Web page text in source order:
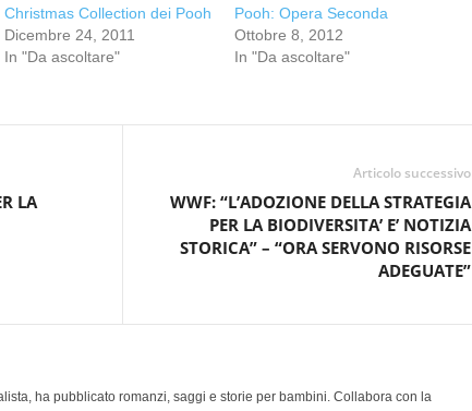
Christmas Collection dei Pooh
Dicembre 24, 2011
In "Da ascoltare"
Pooh: Opera Seconda
Ottobre 8, 2012
In "Da ascoltare"
LA
Articolo successivo
WWF: “L’ADOZIONE DELLA STRATEGIA
PER LA BIODIVERSITA’ E’ NOTIZIA
STORICA” – “ORA SERVONO RISORSE
ADEGUATE”
ha pubblicato romanzi, saggi e storie per bambini. Collabora con la